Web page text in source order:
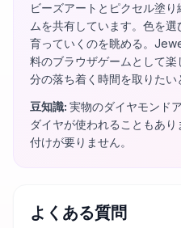
ビーズアートとピクセル塗
ムを共有しています。色を
育っていくのを眺める。
料のブラウザゲームとして
分の落ち着く時間を取りたい
豆知識: 実物のダイヤモンド
ダイヤが使われることもあ
付けが要りません。
よくある質問